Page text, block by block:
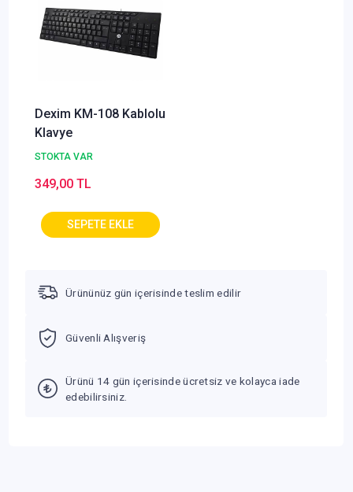
Dexim KM-108 Kablolu
Klavye
STOKTA VAR
349,00 TL
Ürününüz gün içerisinde teslim edilir
Güvenli Alışveriş
Ürünü 14 gün içerisinde ücretsiz ve kolayca iade
edebilirsiniz.